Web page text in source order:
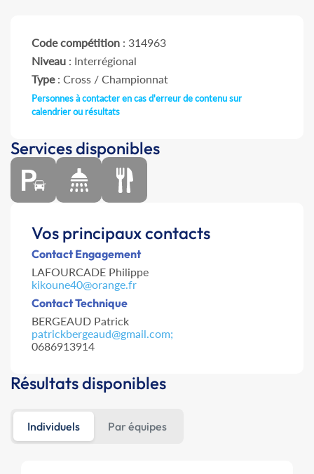
Code compétition : 314963
Niveau : Interrégional
Type: Cross / Championnat
Personnes à contacter en cas d'erreur de contenu sur
calendrier ou résultats
Services disponibles
Vos principaux contacts
Contact Engagement
LAFOURCADE Philippe
kikoune40@orange.fr
Contact Technique
BERGEAUD Patrick
patrickbergeaud@gmail.com;
0686913914
Résultats disponibles
Individuels Par équipes